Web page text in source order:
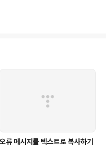
오류 메시지를 텍스트로 복사하기